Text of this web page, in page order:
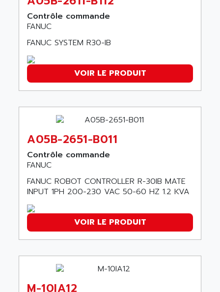
KDA
KDS
TDA
DIAX 04
cms3
PARVEX
AMS
R6TXB
MOVIDYN
LEXIUM
SERVVODYN
SERVODYN
SE50
LTD12
MDLA
ADANI PSC
ADAPTATER
ADAPTEC
ADAPTORR
ADC AUTOMATICA
ADDA
ADDER
ADDI DATA
ADEPT
ADEPT TECHNOLOGY
ADES
ADITEC
ADL EUROTECH
Contrôle commande
FANUC
FANUC SYSTEM R30-IB
VOIR LE PRODUIT
A05B-2651-B011
Contrôle commande
FANUC
FANUC ROBOT CONTROLLER R-30IB MATE
INPUT 1PH 200-230 VAC 50-60 HZ 1.2 KVA
VOIR LE PRODUIT
M-10IA12